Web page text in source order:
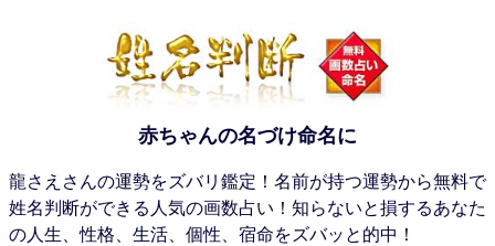
赤ちゃんの名づけ命名に
龍さえさんの運勢をズバリ鑑定！名前が持つ運勢から無料で
姓名判断ができる人気の画数占い！知らないと損するあなた
の人生、性格、生活、個性、宿命をズバッと的中！